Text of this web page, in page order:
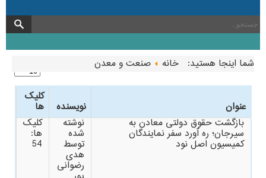
شما اینجا هستید: خانه صنعت و معدن
عنوان نویسنده
کلیک
ها
بازگشت حقوق دولتی معادن به
سیرجان؛ ره آورد سفر نمایندگان
کمیسیون اصل نود
نوشته
شده
توسط
هدی
رضوانی
کلیک
ها:
54